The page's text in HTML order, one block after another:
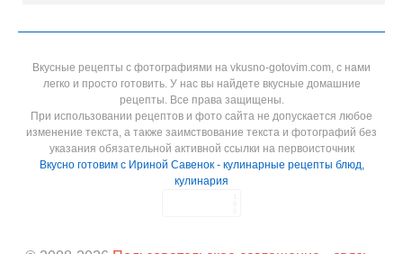
Вкусные рецепты с фотографиями на vkusno-gotovim.com, с нами
легко и просто готовить. У нас вы найдете вкусные домашние
рецепты. Все права защищены.
При использовании рецептов и фото сайта не допускается любое
изменение текста, а также заимствование текста и фотографий без
указания обязательной активной ссылки на первоисточник
Вкусно готовим с Ириной Савенок - кулинарные рецепты блюд,
кулинария